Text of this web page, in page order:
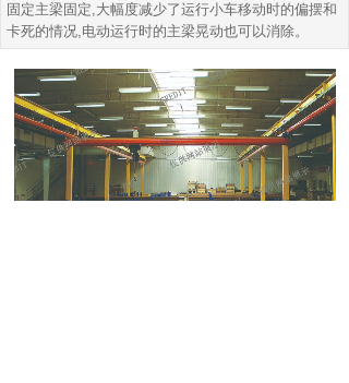
固定主梁固定,大幅度减少了运行小车移动时的偏摆和
卡死的情况,电动运行时的主梁晃动也可以消除。